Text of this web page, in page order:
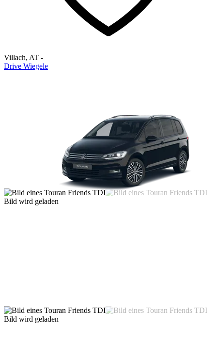
Villach, AT -
Drive Wiegele
Bild wird geladen
Bild wird geladen